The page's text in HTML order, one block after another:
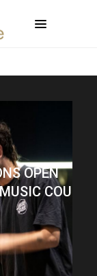
OPEN
COURSE